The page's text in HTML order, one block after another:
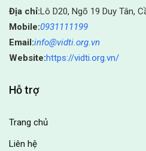
Địa chỉ:Lô D20, Ngõ 19 Duy Tân,
Mobile:0931111199
Email:info@vidti.org.vn
Website:https://vidti.org.vn/
Hỗ trợ
Trang chủ
Liên hệ